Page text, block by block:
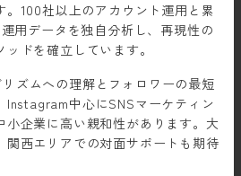
。100社以上のアカウント運用と累
用データを独自分析し、再現性の
ドを確立しています。
ズムへの理解とフォロワーの最短
Instagram中心にSNSマーケティン
小企業に高い親和性があります。大
関西エリアでの対面サポートも期待